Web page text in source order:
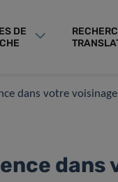
DE
dans votre voisinage